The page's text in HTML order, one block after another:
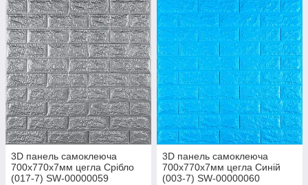
3D панель самоклеюча
700х770х7мм цегла Срібло
(017-7) SW-00000059
3D панель самоклеюча
700х770х7мм цегла Синій
(003-7) SW-00000060